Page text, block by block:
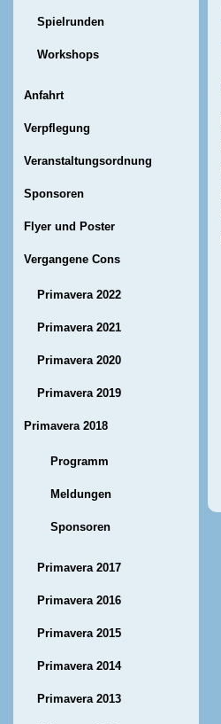
Spielrunden
Workshops
Anfahrt
Verpflegung
Veranstaltungsordnung
Sponsoren
Flyer und Poster
Vergangene Cons
Primavera 2022
Primavera 2021
Primavera 2020
Primavera 2019
Primavera 2018
Programm
Meldungen
Sponsoren
Primavera 2017
Primavera 2016
Primavera 2015
Primavera 2014
Primavera 2013